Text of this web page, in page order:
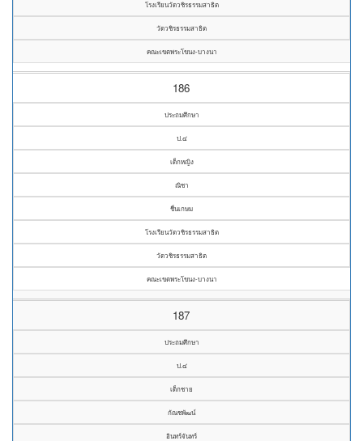
โรงเรียนวัดวชิรธรรมสาธิต
วัดวชิรธรรมสาธิต
คณะเขตพระโขนง-บางนา
186
ประถมศึกษา
ป.๔
เด็กหญิง
ณิชา
ชื่นเกษม
โรงเรียนวัดวชิรธรรมสาธิต
วัดวชิรธรรมสาธิต
คณะเขตพระโขนง-บางนา
187
ประถมศึกษา
ป.๔
เด็กชาย
กัณชพัฒน์
อินทร์จันทร์